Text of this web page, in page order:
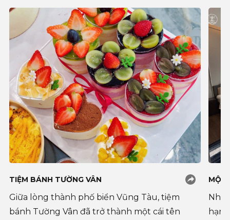
TIỆM BÁNH TƯỜNG VÂN
Giữa lòng thành phố biển Vũng Tàu, tiệm
bánh Tường Vân đã trở thành một cái tên
MỘC
Nhu